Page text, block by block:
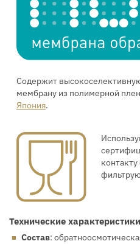
Содержит
мембрану из полимерной
Япония.
Технические
Состав: